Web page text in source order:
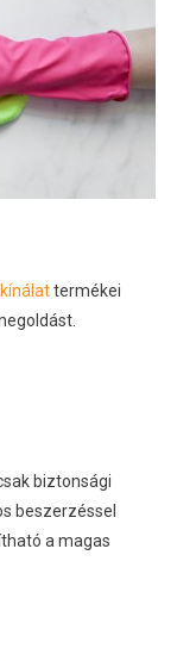
termékei
biztonsági
beszerzéssel
a magas